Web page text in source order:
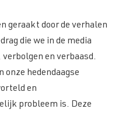
geraakt door de verhalen
die we in de media
en verbaasd.
onze hedendaagse
en
probleem is. Deze